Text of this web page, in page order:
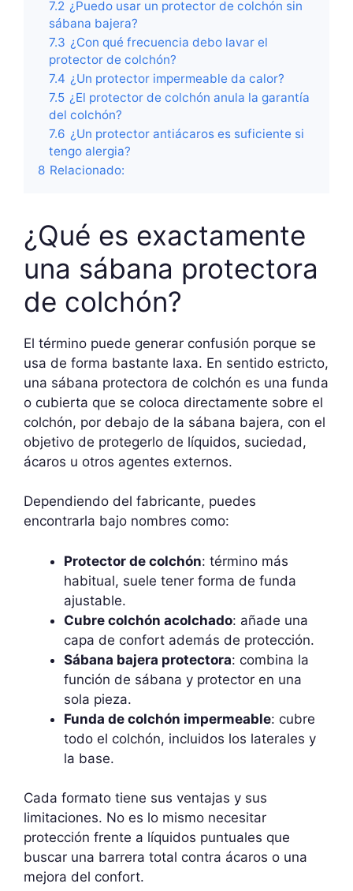
7.2 ¿Puedo usar un protector de colchón sin
sábana bajera?
7.3 ¿Con qué frecuencia debo lavar el
protector de colchón?
7.4 ¿Un protector impermeable da calor?
7.5 ¿El protector de colchón anula la garantía
del colchón?
7.6 ¿Un protector antiácaros es suficiente si
tengo alergia?
8 Relacionado:
¿Qué es exactamente
una sábana protectora
de colchón?
El término puede generar confusión porque se
usa de forma bastante laxa. En sentido estricto,
una sábana protectora de colchón es una funda
o cubierta que se coloca directamente sobre el
colchón, por debajo de la sábana bajera, con el
objetivo de protegerlo de líquidos, suciedad,
ácaros u otros agentes externos.
Dependiendo del fabricante, puedes
encontrarla bajo nombres como:
Protector de colchón: término más
habitual, suele tener forma de funda
ajustable.
Cubre colchón acolchado: añade una
capa de confort además de protección.
Sábana bajera protectora: combina la
función de sábana y protector en una
sola pieza.
Funda de colchón impermeable: cubre
todo el colchón, incluidos los laterales y
la base.
Cada formato tiene sus ventajas y sus
limitaciones. No es lo mismo necesitar
protección frente a líquidos puntuales que
buscar una barrera total contra ácaros o una
mejora del confort.